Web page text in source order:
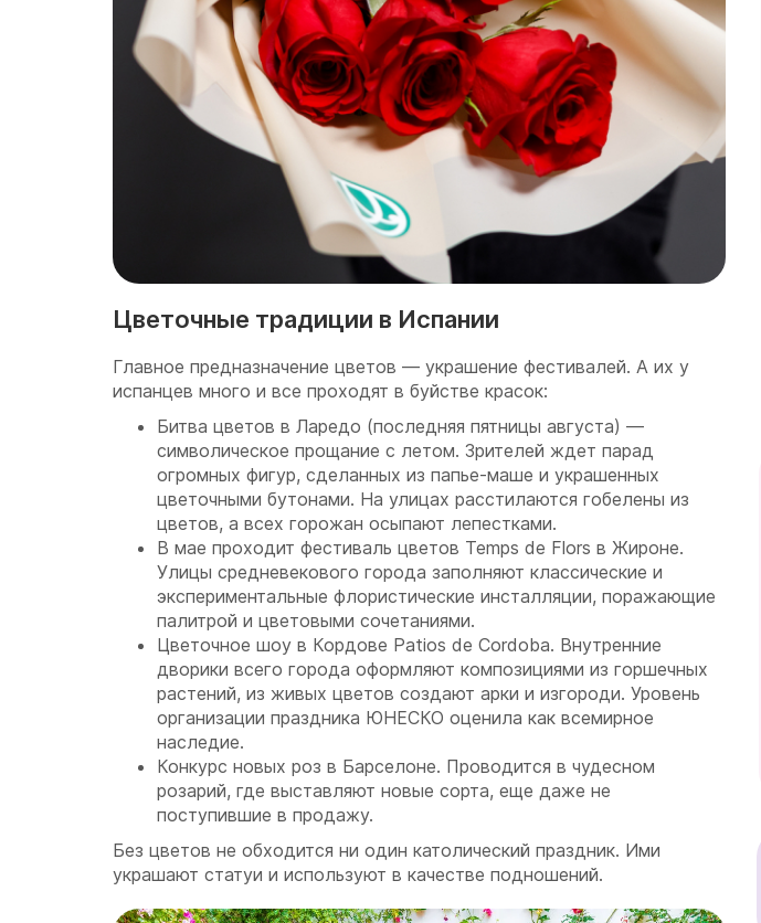
Цветочные традиции в Испании
Главное предназначение цветов — украшение фестивалей. А их у
испанцев много и все проходят в буйстве красок:
Битва цветов в Ларедо (последняя пятницы августа) —
символическое прощание с летом. Зрителей ждет парад
огромных фигур, сделанных из папье-маше и украшенных
цветочными бутонами. На улицах расстилаются гобелены из
цветов, а всех горожан осыпают лепестками.
В мае проходит фестиваль цветов Temps de Flors в Жироне.
Улицы средневекового города заполняют классические и
экспериментальные флористические инсталляции, поражающие
палитрой и цветовыми сочетаниями.
Цветочное шоу в Кордове Patios de Cordoba. Внутренние
дворики всего города оформляют композициями из горшечных
растений, из живых цветов создают арки и изгороди. Уровень
организации праздника ЮНЕСКО оценила как всемирное
наследие.
Конкурс новых роз в Барселоне. Проводится в чудесном
розарий, где выставляют новые сорта, еще даже не
поступившие в продажу.
Без цветов не обходится ни один католический праздник. Ими
украшают статуи и используют в качестве подношений.